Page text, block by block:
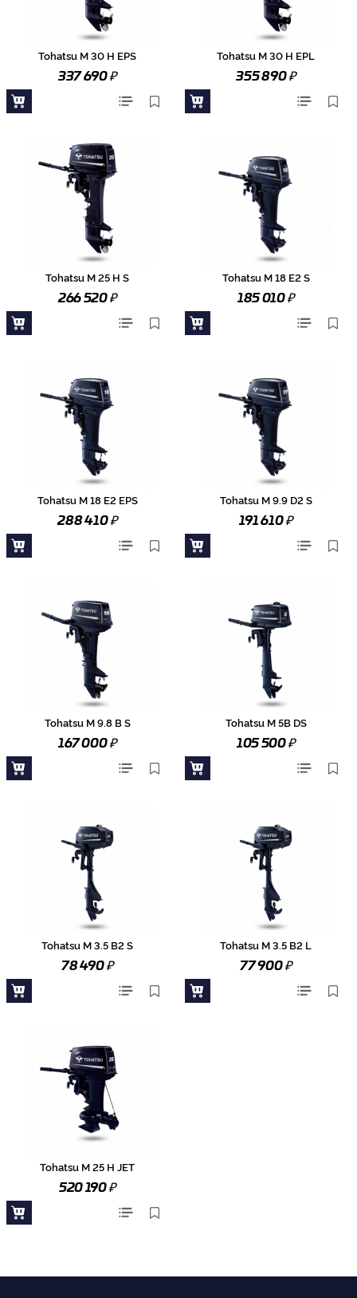
Tohatsu M 30 H EPS
337 690₽
Tohatsu M 30 H EPL
355 890₽
Tohatsu M 25 H S
266 520₽
Tohatsu M 18 E2 S
185 010₽
Tohatsu M 18 E2 EPS
288 410₽
Tohatsu M 9.9 D2 S
191 610₽
Tohatsu M 9.8 B S
167 000₽
Tohatsu M 5B DS
105 500₽
Tohatsu M 3.5 B2 S
78 490₽
Tohatsu M 3.5 B2 L
77 900₽
Tohatsu M 25 H JET
520 190₽